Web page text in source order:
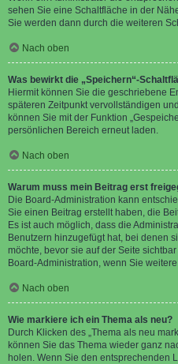
sehen Sie eine Schaltfläche in der
Sie werden dann durch die weiteren
Nach oben
Was bewirkt die „Speichern“-
Hiermit können Sie die geschriebene
späteren Zeitpunkt vervollständigen
können Sie mit der Funktion
persönlichen Bereich erneut laden.
Nach oben
Warum muss mein Beitrag erst
Die Board-Administration kann
Sie einen Beitrag erstellt haben, die
Es ist auch möglich, dass die
Benutzern hinzugefügt hat, bei denen
möchte, bevor sie auf der Seite
Board-Administration, wenn Sie
Nach oben
Wie markiere ich ein Thema als neu?
Durch Klicken des „Thema als neu
können Sie das Thema wieder ganz
holen. Wenn Sie den entsprechenden